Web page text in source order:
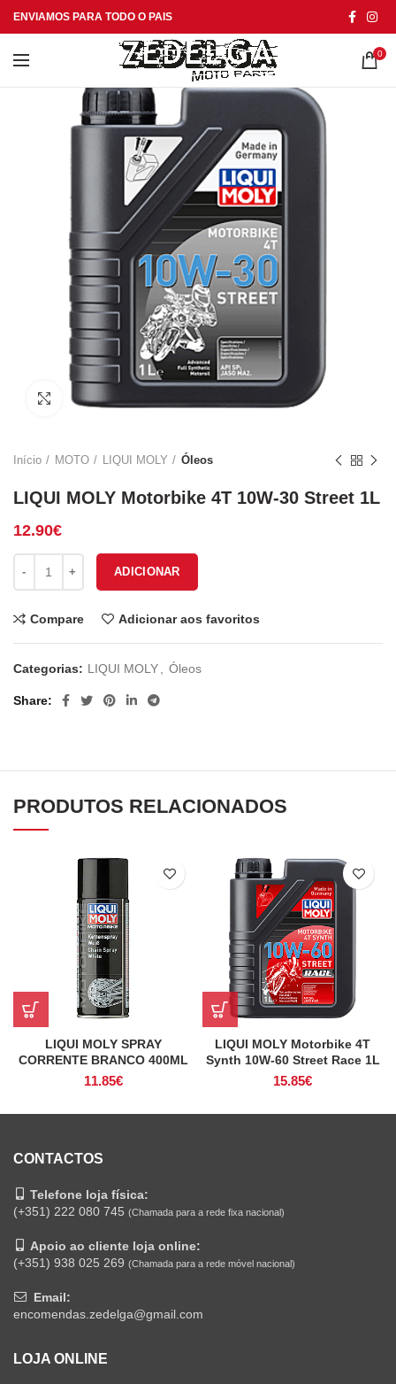
ENVIAMOS PARA TODO O PAIS
0
Click to enlarge
Início MOTO LIQUI MOLY Óleos
LIQUI MOLY Motorbike 4T 10W-30 Street 1L
12.90€
ADICIONAR
Compare Adicionar aos favoritos
Categorias: LIQUI MOLY Óleos
Share
PRODUTOS RELACIONADOS
LIQUI MOLY SPRAY
CORRENTE BRANCO 400ML
11.85€
LIQUI MOLY Motorbike 4T
Synth 10W-60 Street Race 1L
15.85€
CONTACTOS
Telefone loja física:
(+351) 222 080 745 (Chamada para a rede fixa nacional)
Apoio ao cliente loja online:
(+351) 938 025 269 (Chamada para a rede móvel nacional)
Email:
encomendas.zedelga@gmail.com
LOJA ONLINE